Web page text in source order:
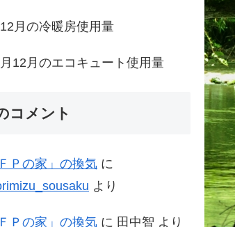
月の冷暖房使用量
12月のエコキュート使用量
コメント
ＦＰの家」の換気 に
より
ＦＰの家」の換気 に 田中智 より